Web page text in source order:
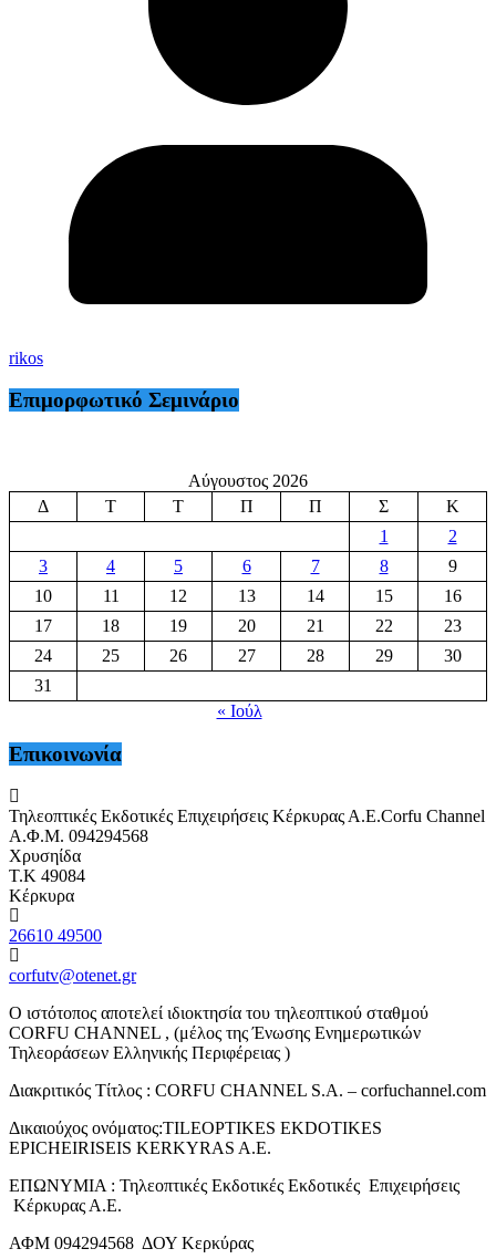
rikos
Επιμορφωτικό Σεμινάριο
Αύγουστος 2026
Δ
Τ Τ Π Π Σ
Κ
1
2
3
4 5 6 7 8
9
10
11 12 13 14 15
16
17
18 19 20 21 22
23
24
25 26 27 28 29
30
31
« Ιούλ
Επικοινωνία
Τηλεοπτικές Εκδοτικές Επιχειρήσεις Κέρκυρας Α.Ε.Corfu Channel
Α.Φ.Μ. 094294568
Χρυσηίδα
Τ.Κ 49084
Κέρκυρα
26610 49500
corfutv@otenet.gr
Ο ιστότοπος αποτελεί ιδιοκτησία του τηλεοπτικού σταθμού
CORFU CHANNEL , (μέλος της Ένωσης Ενημερωτικών
Τηλεοράσεων Ελληνικής Περιφέρειας )
Διακριτικός Τίτλος : CORFU CHANNEL S.A. – corfuchannel.com
Δικαιούχος ονόματος:TILEOPTIKES EKDOTIKES
EPICHEIRISEIS KERKYRAS A.E.
ΕΠΩΝΥΜΙΑ : Τηλεοπτικές Εκδοτικές Εκδοτικές Επιχειρήσεις
Κέρκυρας Α.Ε.
ΑΦΜ 094294568 ΔΟΥ Κερκύρας